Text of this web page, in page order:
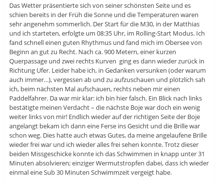
Das Wetter präsentierte sich von seiner schönsten Seite und es
schien bereits in der Früh die Sonne und die Temperaturen waren
sehr angenehm sommerlich. Der Start für die M30, in der Matthias
und ich starteten, erfolgte um 08:35 Uhr, im Rolling-Start Modus. Ich
fand schnell einen guten Rhythmus und fand mich im Obersee von
Beginn an gut zu Recht. Nach ca. 900 Metern, einer kurzen
Querpassage und zwei rechts Kurven ging es dann wieder zurück in
Richtung Ufer. Leider habe ich, in Gedanken versunken (oder warum
auch immer…), vergessen ab und zu aufzuschauen und plötzlich sah
ich, beim nächsten Mal aufschauen, rechts neben mir einen
Paddelfahrer. Da war mir klar: ich bin hier falsch. Ein Blick nach links
bestätigte meinen Verdacht – die nächste Boje war doch ein wenig
weiter links von mir! Endlich wieder auf der richtigen Seite der Boje
angelangt bekam ich dann eine Ferse ins Gesicht und die Brille war
schon weg. Dies hatte auch etwas Gutes, da meine angelaufene Brille
wieder frei war und ich wieder alles frei sehen konnte. Trotz dieser
beiden Missgeschicke konnte ich das Schwimmen in knapp unter 31
Minuten absolvieren; einziger Wermutstropfen dabei, dass ich wieder
einmal eine Sub 30 Minuten Schwimmzeit vergeigt habe.